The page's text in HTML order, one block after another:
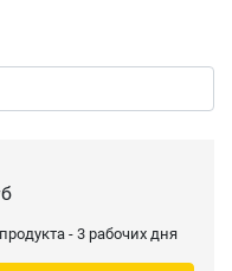
- 3 рабочих дня